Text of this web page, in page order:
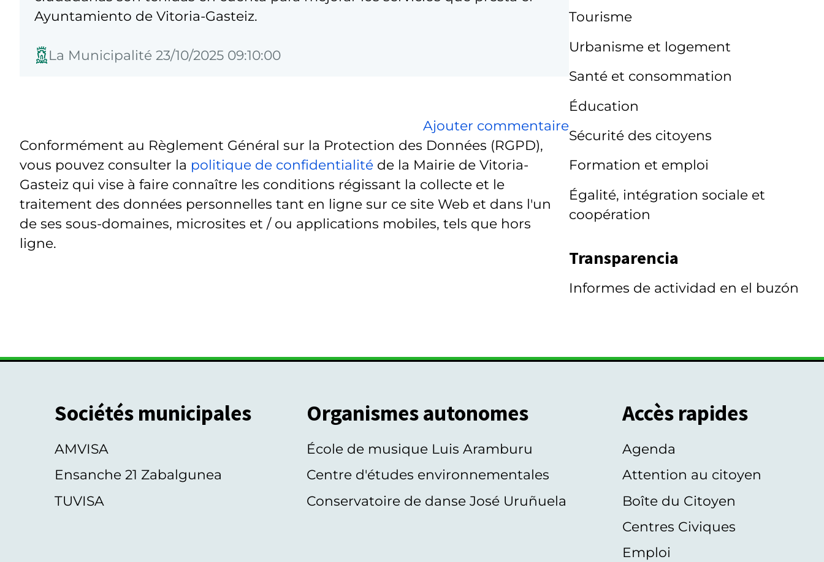
Ayuntamiento de Vitoria-Gasteiz.
La Municipalité 23/10/2025 09:10:00
Ajouter commentaire
Conformément au Règlement Général sur la Protection des Données (RGPD),
vous pouvez consulter la politique de confidentialité de la Mairie de Vitoria-
Gasteiz qui vise à faire connaître les conditions régissant la collecte et le
traitement des données personnelles tant en ligne sur ce site Web et dans l'un
de ses sous-domaines, microsites et / ou applications mobiles, tels que hors
ligne.
Tourisme
Urbanisme et logement
Santé et consommation
Éducation
Sécurité des citoyens
Formation et emploi
Égalité, intégration sociale et
coopération
Transparencia
Informes de actividad en el buzón
Sociétés municipales
AMVISA
Ensanche 21 Zabalgunea
TUVISA
Organismes autonomes
École de musique Luis Aramburu
Centre d'études environnementales
Conservatoire de danse José Uruñuela
Accès rapides
Agenda
Attention au citoyen
Boîte du Citoyen
Centres Civiques
Emploi